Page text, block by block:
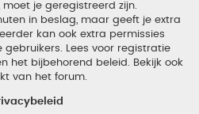
je geregistreerd zijn.
in beslag, maar geeft je extra
kan ook extra permissies
Lees voor registratie
het bijbehorend beleid. Bekijk ook
van het forum.